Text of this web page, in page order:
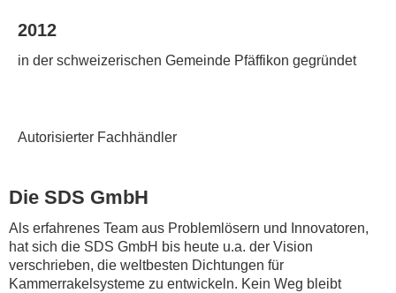
2012
in der schweizerischen Gemeinde Pfäffikon gegründet
Autorisierter Fachhändler
Die SDS GmbH
Als erfahrenes Team aus Problemlösern und Innovatoren,
hat sich die SDS GmbH bis heute u.a. der Vision
verschrieben, die weltbesten Dichtungen für
Kammerrakelsysteme zu entwickeln. Kein Weg bleibt